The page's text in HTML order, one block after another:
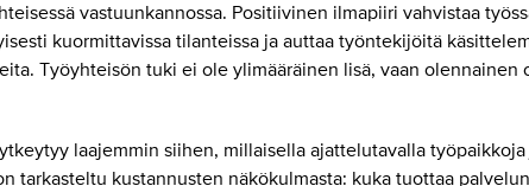
vastuunkannossa. Positiivinen ilmapiiri vahvistaa
kuormittavissa tilanteissa ja auttaa työntekijöitä
Työyhteisön tuki ei ole ylimääräinen lisä, vaan olennainen
laajemmin siihen, millaisella ajattelutavalla
tarkasteltu kustannusten näkökulmasta: kuka tuottaa